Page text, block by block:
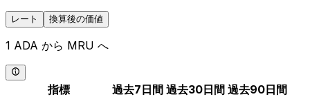
レート 換算後の価値
1 ADA から MRU へ
指標 過去7日間 過去30日間 過去90日間